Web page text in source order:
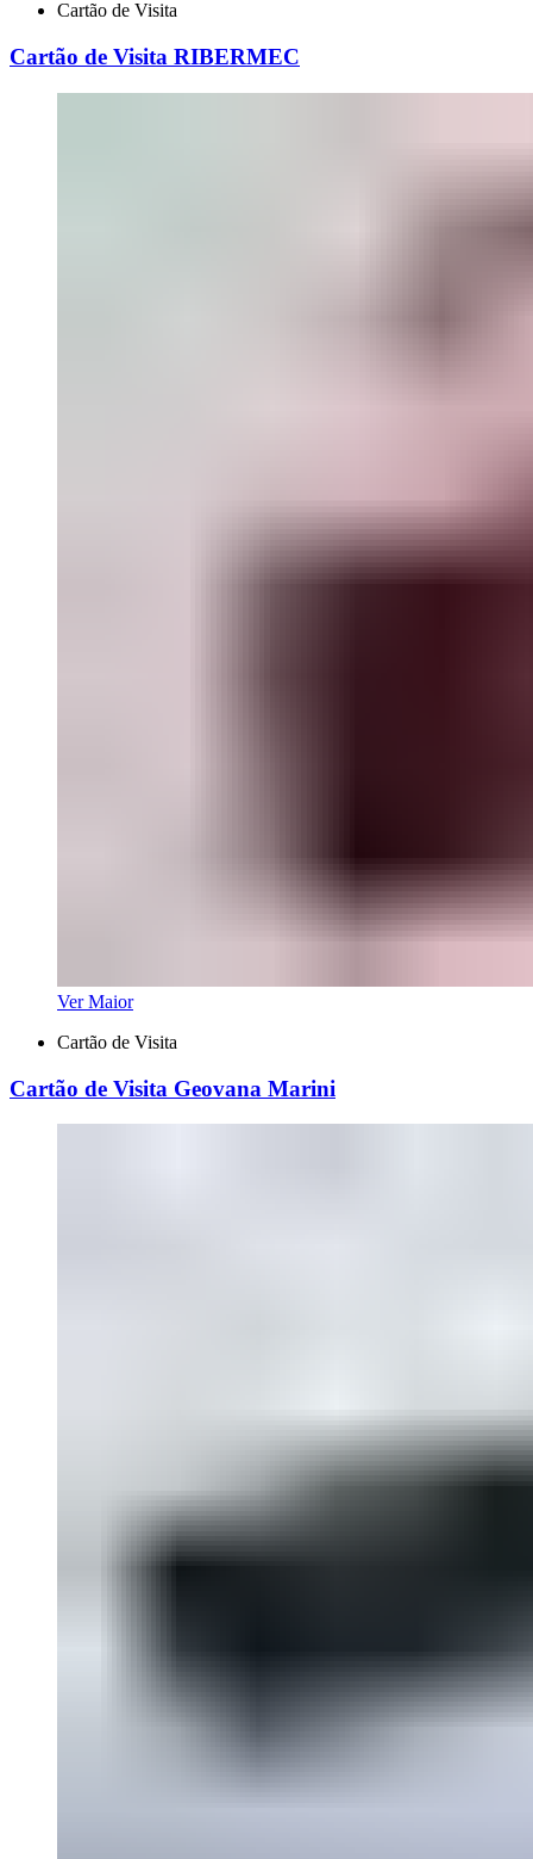
Cartão de Visita
Cartão de Visita RIBERMEC
Ver Maior
Cartão de Visita
Cartão de Visita Geovana Marini